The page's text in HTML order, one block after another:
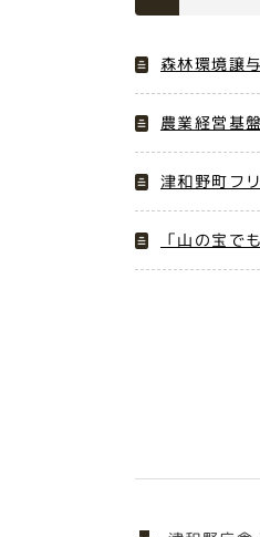
森林環境譲
農業経営基
津和野町フ
「山の宝で